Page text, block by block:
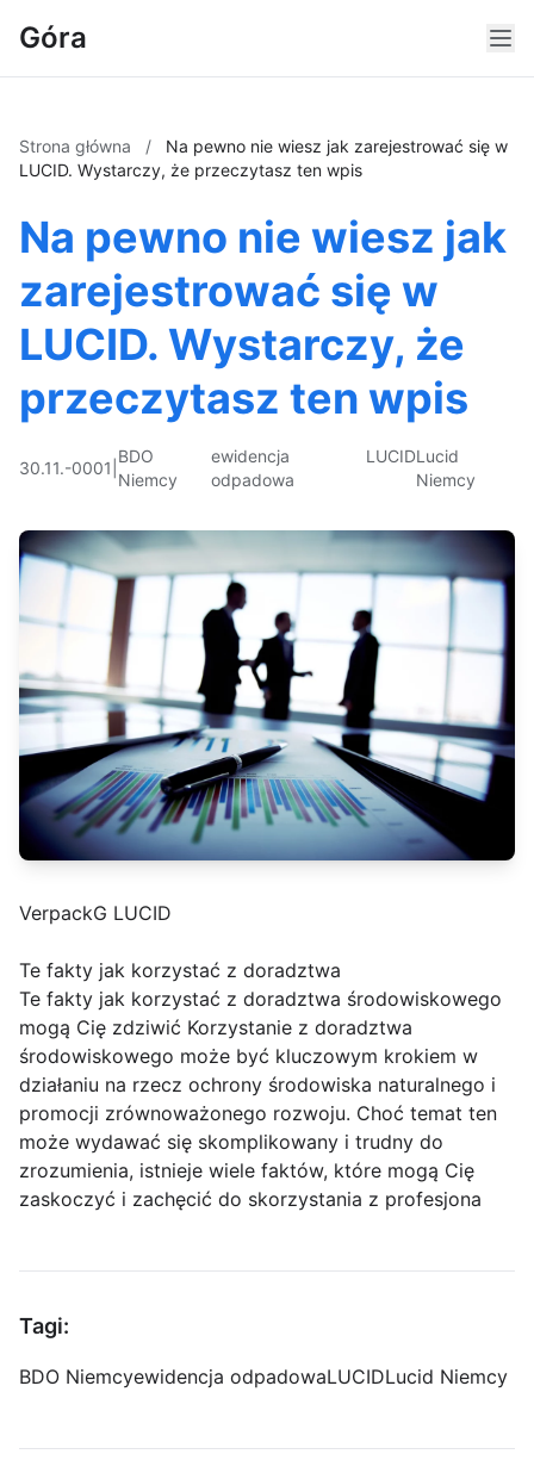
Góra
Strona główna /
Na pewno nie wiesz jak zarejestrować się w
LUCID. Wystarczy, że przeczytasz ten wpis
Na pewno nie wiesz jak
zarejestrować się w
LUCID. Wystarczy, że
przeczytasz ten wpis
30.11.-0001
BDO
Niemcy
ewidencja
odpadowa
LUCIDLucid
Niemcy
VerpackG LUCID
Te fakty jak korzystać z doradztwa
Te fakty jak korzystać z doradztwa środowiskowego
mogą Cię zdziwić Korzystanie z doradztwa
środowiskowego może być kluczowym krokiem w
działaniu na rzecz ochrony środowiska naturalnego i
promocji zrównoważonego rozwoju. Choć temat ten
może wydawać się skomplikowany i trudny do
zrozumienia, istnieje wiele faktów, które mogą Cię
zaskoczyć i zachęcić do skorzystania z profesjona
Tagi:
BDO Niemcyewidencja odpadowaLUCIDLucid Niemcy